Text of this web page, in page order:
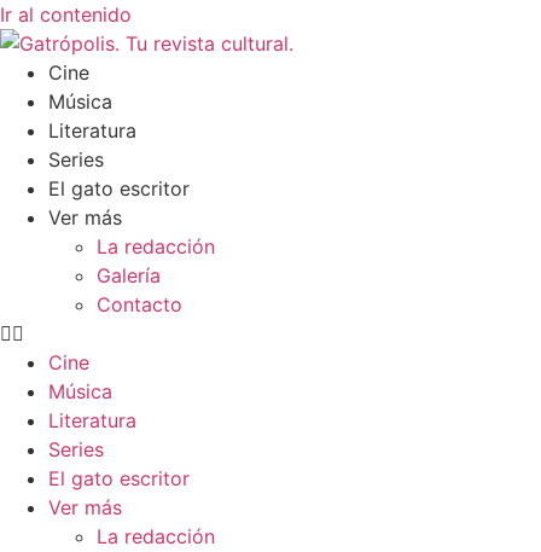
Ir al contenido
Cine
Música
Literatura
Series
El gato escritor
Ver más
La redacción
Galería
Contacto
Cine
Música
Literatura
Series
El gato escritor
Ver más
La redacción